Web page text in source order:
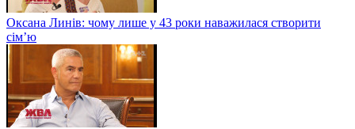
Оксана Линів: чому лише у 43 роки наважилася створити
сім’ю